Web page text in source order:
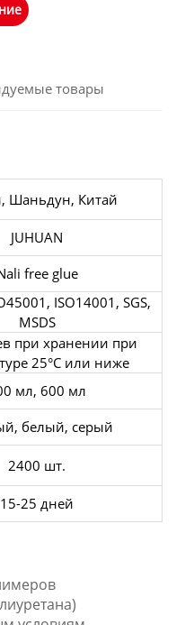
товары
Шаньдун, Китай
JUHUAN
free glue
ISO14001, SGS,
MSDS
при хранении при
25°С или ниже
мл, 600 мл
белый, серый
2400 шт.
15-25 дней